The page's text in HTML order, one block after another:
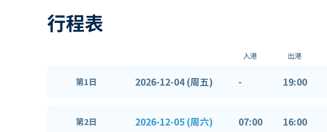
行程表
入港 出港
第1日 2026-12-04 (周五) - 19:00
第2日 2026-12-05 (周六) 07:00 16:00